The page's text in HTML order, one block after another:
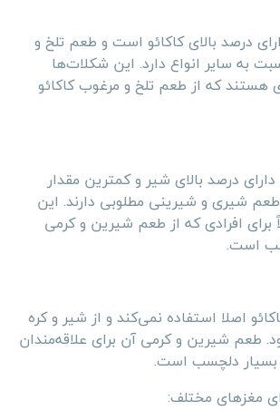
درصد بالای کاکائو است و طعم تلخ و
به سایر انواع دارد. این شکلات‌ها
هستند که از طعم تلخ و مرغوب کاکائو
درصد بالای شیر و کمترین مقدار
شیری و شیرینی مطلوبی دارند. این
برای افرادی که از طعم شیرین و کرمی
است.
اصلا استفاده نمی‌کند و از شیر و کره
طعم شیرین و کرمی آن برای علاقه‌مندان
دلچسب است.